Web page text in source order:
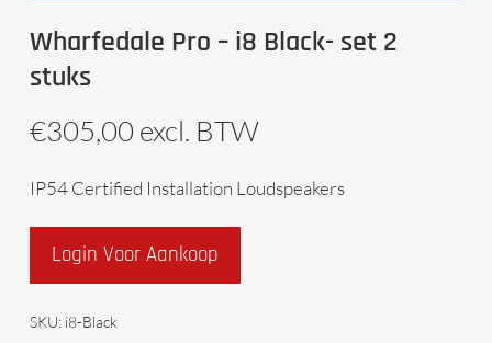
Wharfedale Pro – i8 Black- set 2
stuks
€305,00 excl. BTW
IP54 Certified Installation Loudspeakers
Login Voor Aankoop
SKU: i8-Black